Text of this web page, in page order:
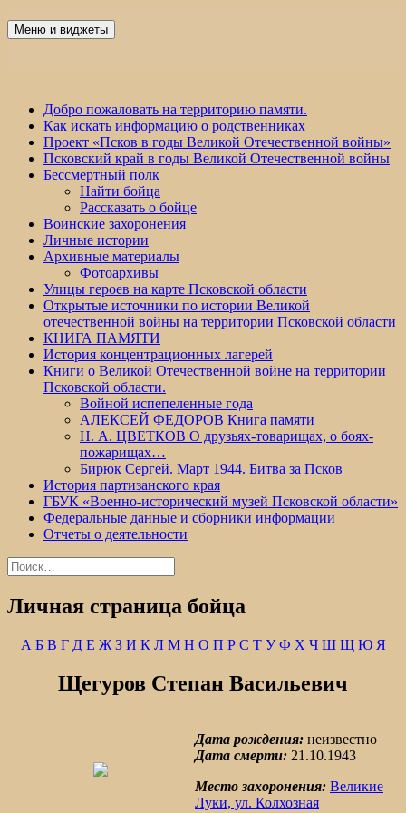
Победа 60
Меню и виджеты
Добро пожаловать на территорию памяти.
Как искать информацию о родственниках
Проект «Псков в годы Великой Отечественной войны»
Псковский край в годы Великой Отечественной войны
Бессмертный полк
Найти бойца
Рассказать о бойце
Воинские захоронения
Личные истории
Архивные материалы
Фотоархивы
Улицы героев на карте Псковской области
Открытые источники по истории Великой
отечественной войны на территории Псковской области
КНИГА ПАМЯТИ
История концентрационных лагерей
Книги о Великой Отечественной войне на территории
Псковской области.
Войной испепеленные года
АЛЕКСЕЙ ФЕДОРОВ Книга памяти
Н. А. ЦВЕТКОВ О друзьях-товарищах, о боях-
пожарищах…
Бирюк Сергей. Март 1944. Битва за Псков
История партизанского края
ГБУК «Военно-исторический музей Псковской области»
Федеральные данные и сборники информации
Отчеты о деятельности
Найти:
Личная страница бойца
А Б В Г Д Е Ж З И К Л М Н О П Р С Т У Ф Х Ч Ш Щ Ю Я
Щегуров Степан Васильевич
Дата рождения: неизвестно
Дата смерти: 21.10.1943
Место захоронения: Великие
Луки, ул. Колхозная